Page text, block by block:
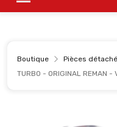
Boutique
Pièces
TURBO - ORIGINAL REMAN -